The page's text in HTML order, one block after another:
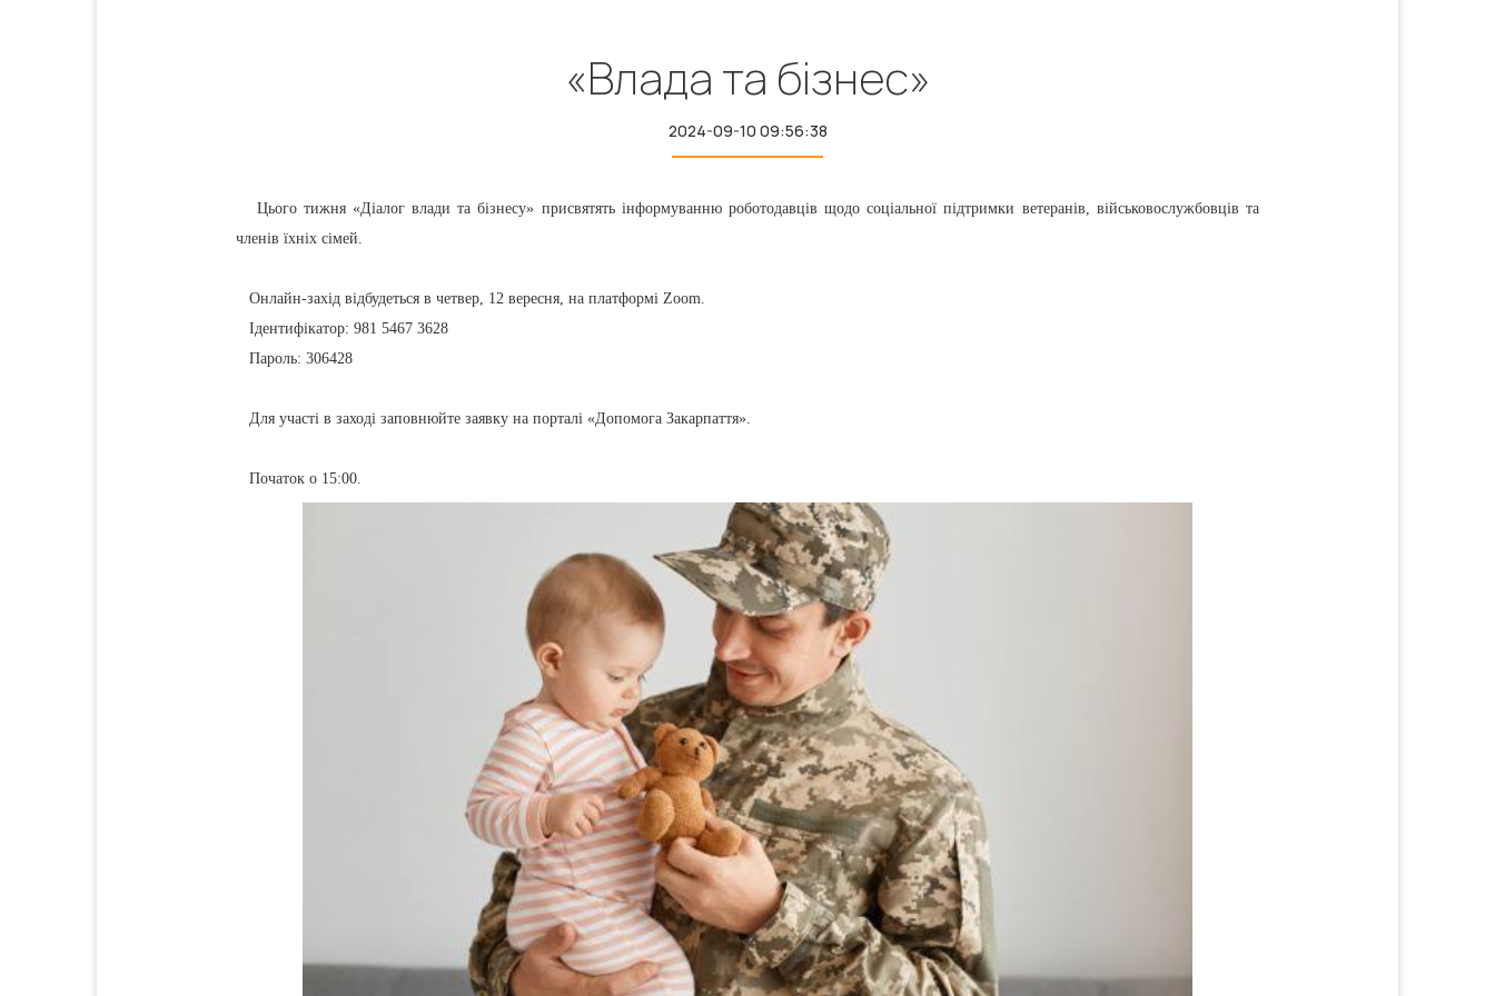
«Влада та бізнес»
2024-09-10 09:56:38
Цього тижня «Діалог влади та бізнесу» присвятять інформуванню роботодавців щодо соціальної підтримки ветеранів, військовослужбовців та
членів їхніх сімей.
Онлайн-захід відбудеться в четвер, 12 вересня, на платформі Zoom.
Ідентифікатор: 981 5467 3628
Пароль: 306428
Для участі в заході заповнюйте заявку на порталі «Допомога Закарпаття».
Початок о 15:00.